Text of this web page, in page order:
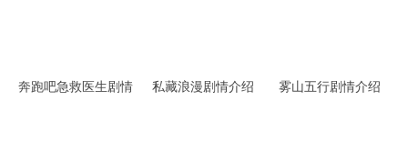
奔跑吧急救医生剧情
私藏浪漫剧情介绍 雾山五行剧情介绍